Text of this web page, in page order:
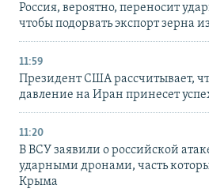
Россия, вероятно, переносит
чтобы подорвать экспорт зерна
11:59
Президент США рассчитывает,
давление на Иран принесет
11:20
В ВСУ заявили о российской
ударными дронами, часть
Крыма